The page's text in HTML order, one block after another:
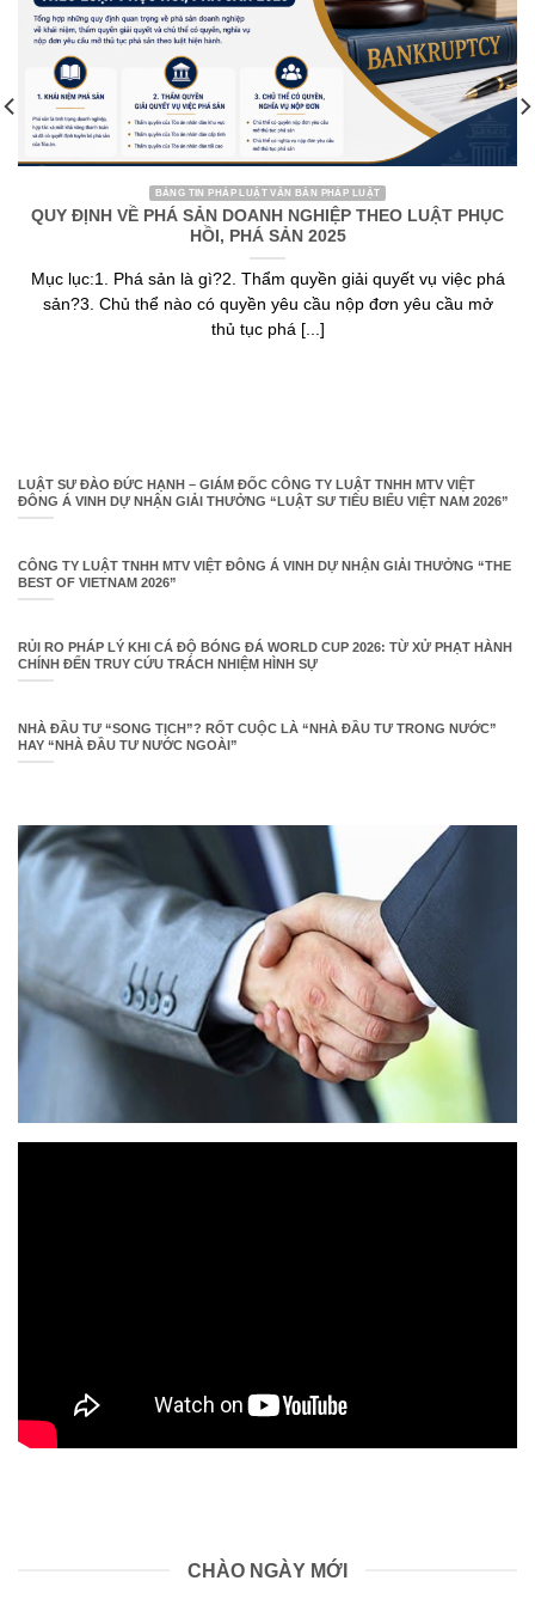
BẢNG TIN PHÁP LUẬT VĂN BẢN PHÁP LUẬT
QUY ĐỊNH VỀ PHÁ SẢN DOANH NGHIỆP THEO LUẬT PHỤC
HỒI, PHÁ SẢN 2025
Mục lục:1. Phá sản là gì?2. Thẩm quyền giải quyết vụ việc phá
sản?3. Chủ thể nào có quyền yêu cầu nộp đơn yêu cầu mở
thủ tục phá [...]
LUẬT SƯ ĐÀO ĐỨC HẠNH – GIÁM ĐỐC CÔNG TY LUẬT TNHH MTV VIỆT
ĐÔNG Á VINH DỰ NHẬN GIẢI THƯỞNG “LUẬT SƯ TIÊU BIỂU VIỆT NAM 2026”
CÔNG TY LUẬT TNHH MTV VIỆT ĐÔNG Á VINH DỰ NHẬN GIẢI THƯỞNG “THE
BEST OF VIETNAM 2026”
RỦI RO PHÁP LÝ KHI CÁ ĐỘ BÓNG ĐÁ WORLD CUP 2026: TỪ XỬ PHẠT HÀNH
CHÍNH ĐẾN TRUY CỨU TRÁCH NHIỆM HÌNH SỰ
NHÀ ĐẦU TƯ “SONG TỊCH”? RỐT CUỘC LÀ “NHÀ ĐẦU TƯ TRONG NƯỚC”
HAY “NHÀ ĐẦU TƯ NƯỚC NGOÀI”
CHÀO NGÀY MỚI